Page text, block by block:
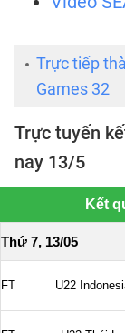
Trực tiếp
Games 32
Trực tuyến
nay 13/5